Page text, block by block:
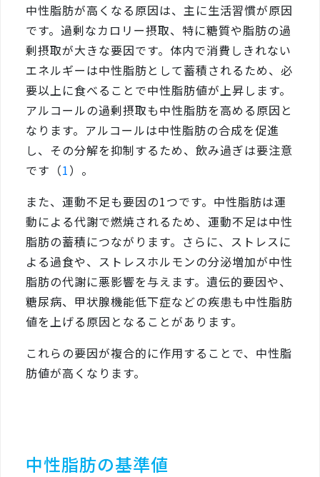
中性脂肪が高くなる原因は、主に生活習慣が原因
です。過剰なカロリー摂取、特に糖質や脂肪の過
剰摂取が大きな要因です。体内で消費しきれない
エネルギーは中性脂肪として蓄積されるため、必
要以上に食べることで中性脂肪値が上昇します。
アルコールの過剰摂取も中性脂肪を高める原因と
なります。アルコールは中性脂肪の合成を促進
し、その分解を抑制するため、飲み過ぎは要注意
です（1）。
また、運動不足も要因の1つです。中性脂肪は運
動による代謝で燃焼されるため、運動不足は中性
脂肪の蓄積につながります。さらに、ストレスに
よる過食や、ストレスホルモンの分泌増加が中性
脂肪の代謝に悪影響を与えます。遺伝的要因や、
糖尿病、甲状腺機能低下症などの疾患も中性脂肪
値を上げる原因となることがあります。
これらの要因が複合的に作用することで、中性脂
肪値が高くなります。
中性脂肪の基準値